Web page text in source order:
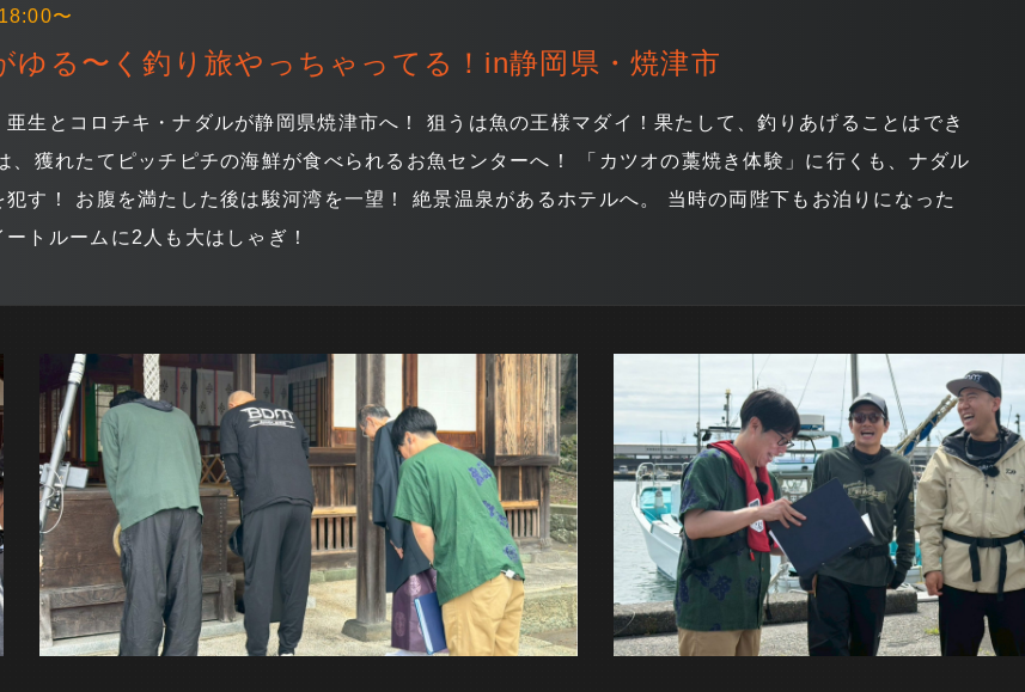
〜
ゆる〜く釣り旅やっちゃってる！in静岡県・焼津市
生とコロチキ・ナダルが静岡県焼津市へ！ 狙うは魚の王様マダイ！果たして、釣りあげることはでき
、獲れたてピッチピチの海鮮が食べられるお魚センターへ！ 「カツオの藁焼き体験」に行くも、ナダル
す！ お腹を満たした後は駿河湾を一望！ 絶景温泉があるホテルへ。 当時の両陛下もお泊りになった
トルームに2人も大はしゃぎ！